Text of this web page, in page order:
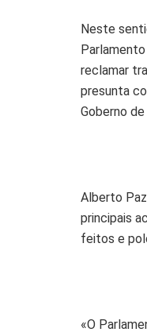
Neste
reclamar
presunta
Goberno de
Alberto
principais
feitos e
«O